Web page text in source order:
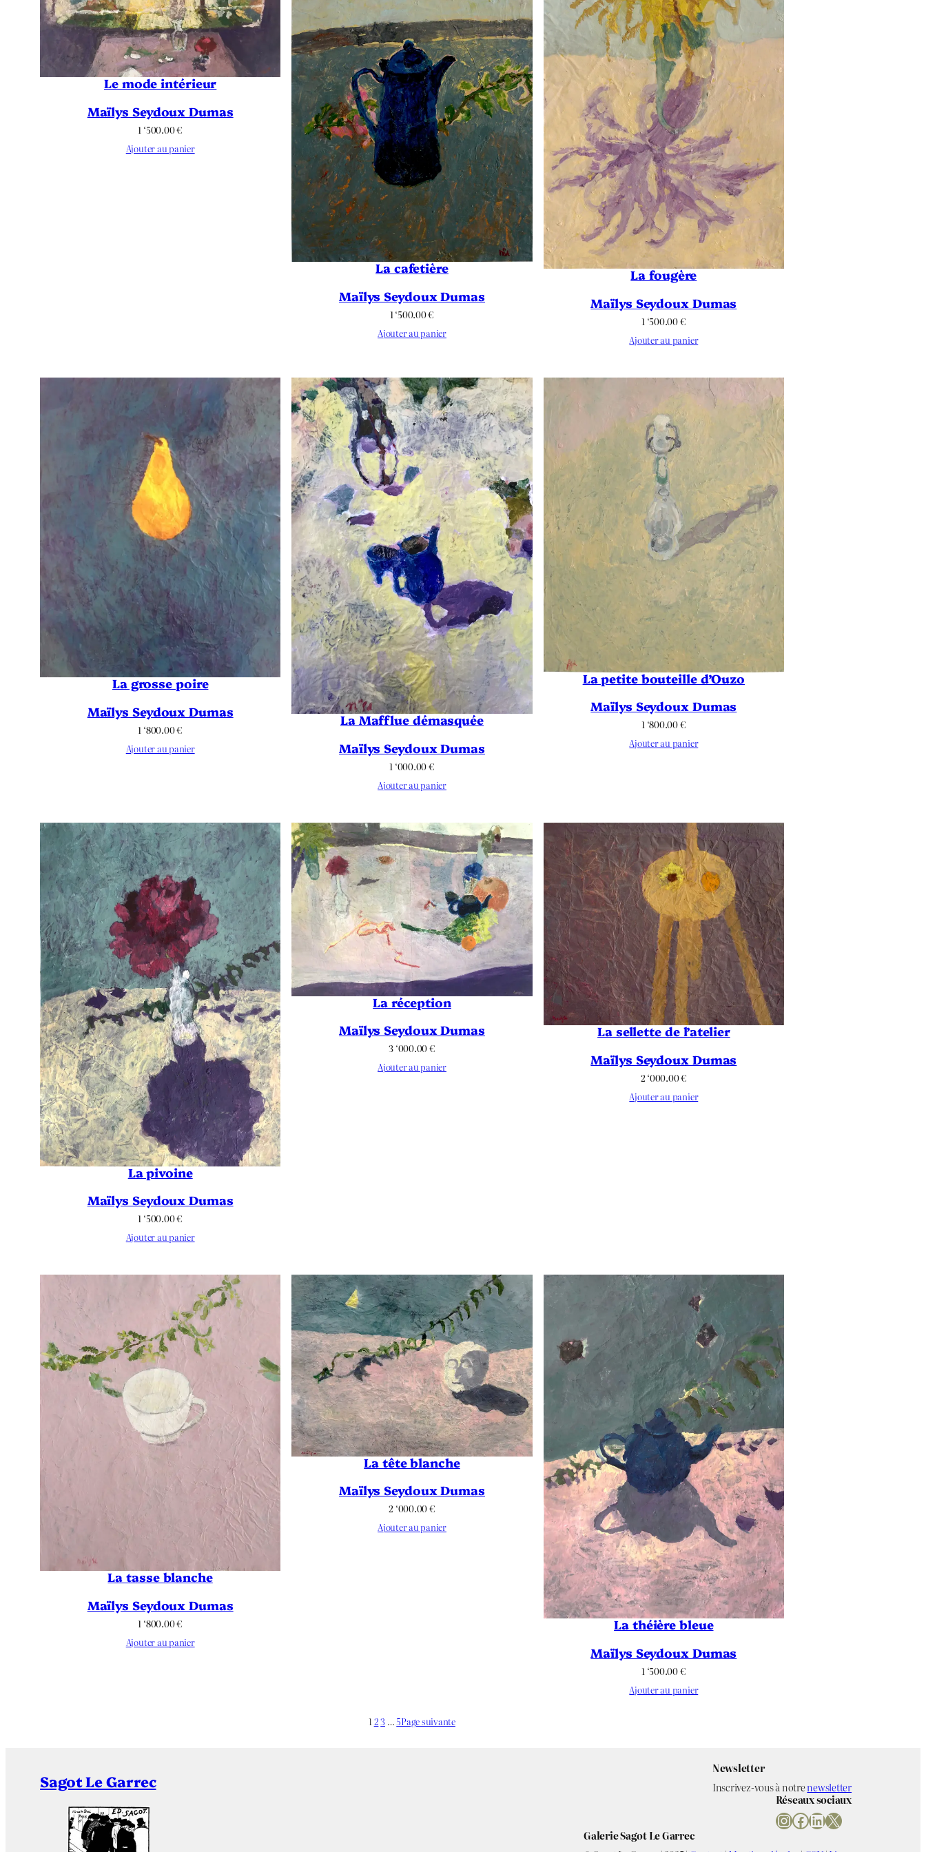
Le mode intérieur
Maïlys Seydoux Dumas
1 ‘500.00€
Ajouter au panier
La cafetière
Maïlys Seydoux Dumas
1 ‘500.00€
Ajouter au panier
La fougère
Maïlys Seydoux Dumas
1 ‘500.00€
Ajouter au panier
La grosse poire
Maïlys Seydoux Dumas
1 ‘800.00€
Ajouter au panier
La Mafflue démasquée
Maïlys Seydoux Dumas
1 ‘000.00€
Ajouter au panier
La petite bouteille d’Ouzo
Maïlys Seydoux Dumas
1 ‘800.00€
Ajouter au panier
La pivoine
Maïlys Seydoux Dumas
1 ‘500.00€
Ajouter au panier
La réception
Maïlys Seydoux Dumas
3 ‘000.00€
Ajouter au panier
La sellette de l’atelier
Maïlys Seydoux Dumas
2 ‘000.00€
Ajouter au panier
La tasse blanche
Maïlys Seydoux Dumas
1 ‘800.00€
Ajouter au panier
La tête blanche
Maïlys Seydoux Dumas
2 ‘000.00€
Ajouter au panier
La théière bleue
Maïlys Seydoux Dumas
1 ‘500.00€
Ajouter au panier
123 …5Page suivante
Sagot Le Garrec
Newsletter
Inscrivez-vous à notrenewsletter
Réseaux sociaux
InstagramFacebook LinkedIn X
Galerie Sagot Le Garrec